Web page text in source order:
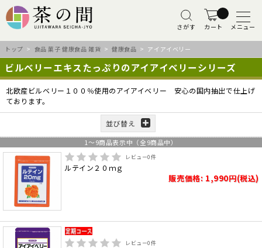
さがす カート メニュー
トップ > 食品 菓子 健康食品 雑貨 >健康食品 > アイアイベリー
ビルベリーエキスたっぷりのアイアイベリーシリーズ
北欧産ビルベリー１００％使用のアイアイベリー 安心の国内抽出で仕上げ
ております。
並び替え
1 ～9商品表示中（全9商品中）
レビュー0件
ルテイン２０ｍｇ
販売価格: 1,990円(税込)
レビュー0件